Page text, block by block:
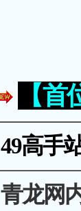
【
49高手
青龙网